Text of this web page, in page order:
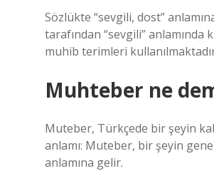
Sözlükte “sevgili, dost”
tarafından “sevgili” anlamında
muhib terimleri
Muhteber ne
Muteber, Türkçede bir şeyin
anlamı: Muteber, bir şeyin
anlamına gelir.